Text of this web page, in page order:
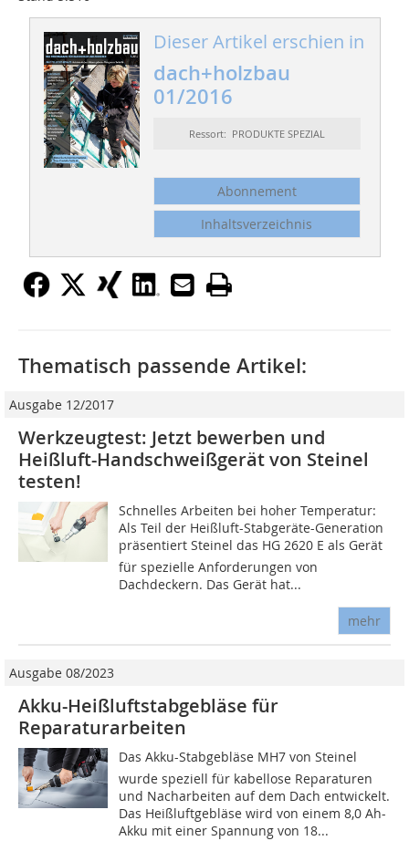
Dieser Artikel erschien in
dach+holzbau
01/2016
Ressort: PRODUKTE SPEZIAL
Abonnement
Inhaltsverzeichnis
Thematisch passende Artikel:
Ausgabe 12/2017
Werkzeugtest: Jetzt bewerben und
Heißluft-Handschweißgerät von Steinel
testen!
Schnelles Arbeiten bei hoher Temperatur:
Als Teil der Heißluft-Stabgeräte-Generation
präsentiert Steinel das HG 2620 E als Gerät
für spezielle Anforderungen von
Dachdeckern. Das Gerät hat...
mehr
Ausgabe 08/2023
Akku-Heißluftstabgebläse für
Reparaturarbeiten
Das Akku-Stabgebläse MH7 von Steinel
wurde speziell für kabellose Reparaturen
und Nacharbeiten auf dem Dach entwickelt.
Das Heißluftgebläse wird von einem 8,0 Ah-
Akku mit einer Spannung von 18...